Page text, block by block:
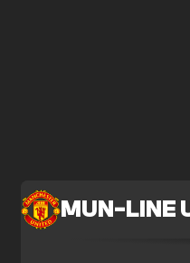
MUN-LINE